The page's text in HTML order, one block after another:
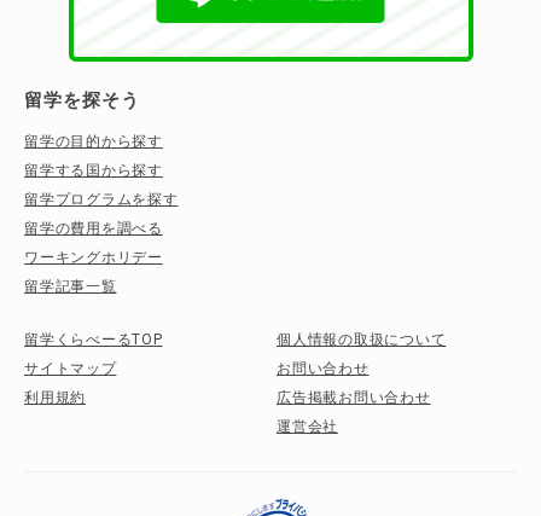
留学を探そう
留学の目的から探す
留学する国から探す
留学プログラムを探す
留学の費用を調べる
ワーキングホリデー
留学記事一覧
留学くらべーるTOP
サイトマップ
利用規約
個人情報の取扱について
お問い合わせ
広告掲載お問い合わせ
運営会社